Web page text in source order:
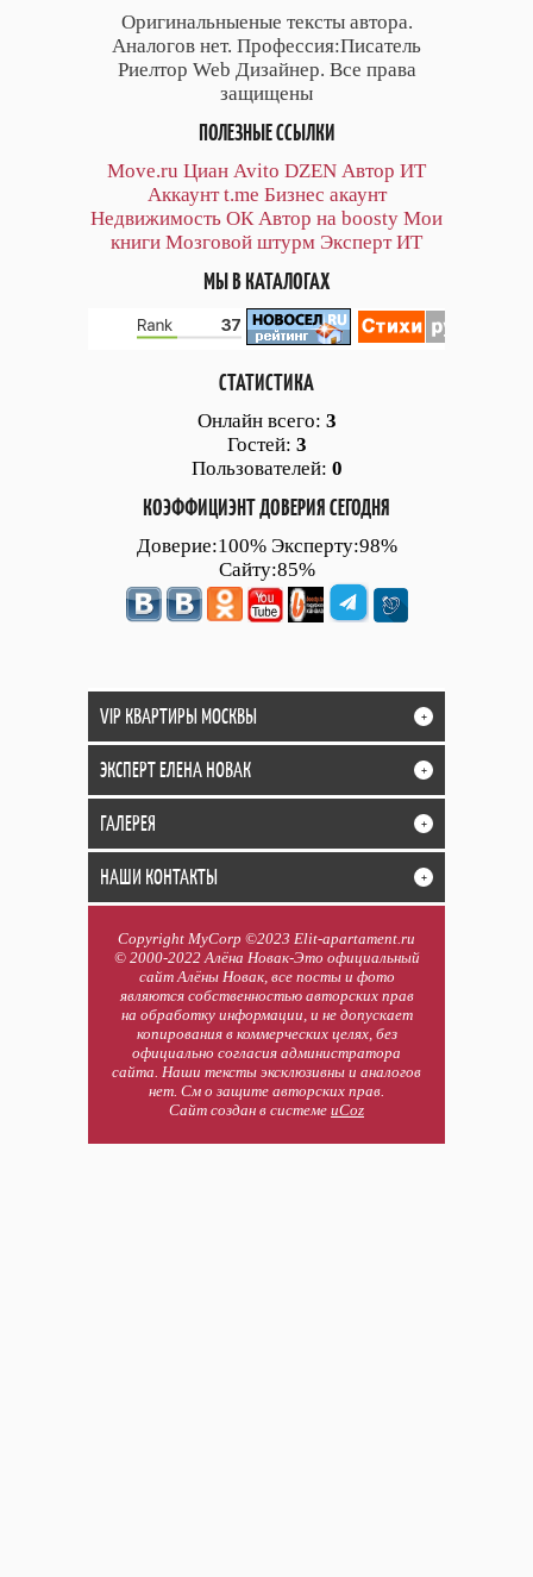
Оригинальныеные тексты автора.
Аналогов нет. Профессия:Писатель
Риелтор Web Дизайнер. Все права
защищены
ПОЛЕЗНЫЕ ССЫЛКИ
Move.ru Циан Avito DZEN Автор ИТ
Аккаунт t.me Бизнес акаунт
Недвижимость ОК Автор на boosty Мои
книги Мозговой штурм Эксперт ИТ
МЫ В КАТАЛОГАХ
СТАТИСТИКА
Онлайн всего: 3
Гостей: 3
Пользователей: 0
КОЭФФИЦИЭНТ ДОВЕРИЯ СЕГОДНЯ
Доверие:100% Эксперту:98%
Сайту:85%
VIP КВАРТИРЫ МОСКВЫ +
ЭКСПЕРТ ЕЛЕНА НОВАК +
ГАЛЕРЕЯ +
НАШИ КОНТАКТЫ +
Copyright MyCorp ©2023 Elit-apartament.ru
© 2000-2022 Алёна Новак-Это официальный
сайт Алёны Новак, все посты и фото
являются собственностью авторских прав
на обработку информации, и не допускает
копирования в коммерческих целях, без
официально согласия администратора
сайта. Наши тексты эксклюзивны и аналогов
нет. См о защите авторских прав.
Сайт создан в системе uCoz